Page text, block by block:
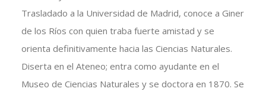
Trasladado a la Universidad de Madrid, conoce a Giner
de los Ríos con quien traba fuerte amistad y se
orienta definitivamente hacia las Ciencias Naturales.
Diserta en el Ateneo; entra como ayudante en el
Museo de Ciencias Naturales y se doctora en 1870. Se